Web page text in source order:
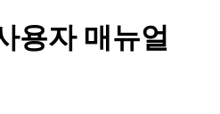
용자 매뉴얼